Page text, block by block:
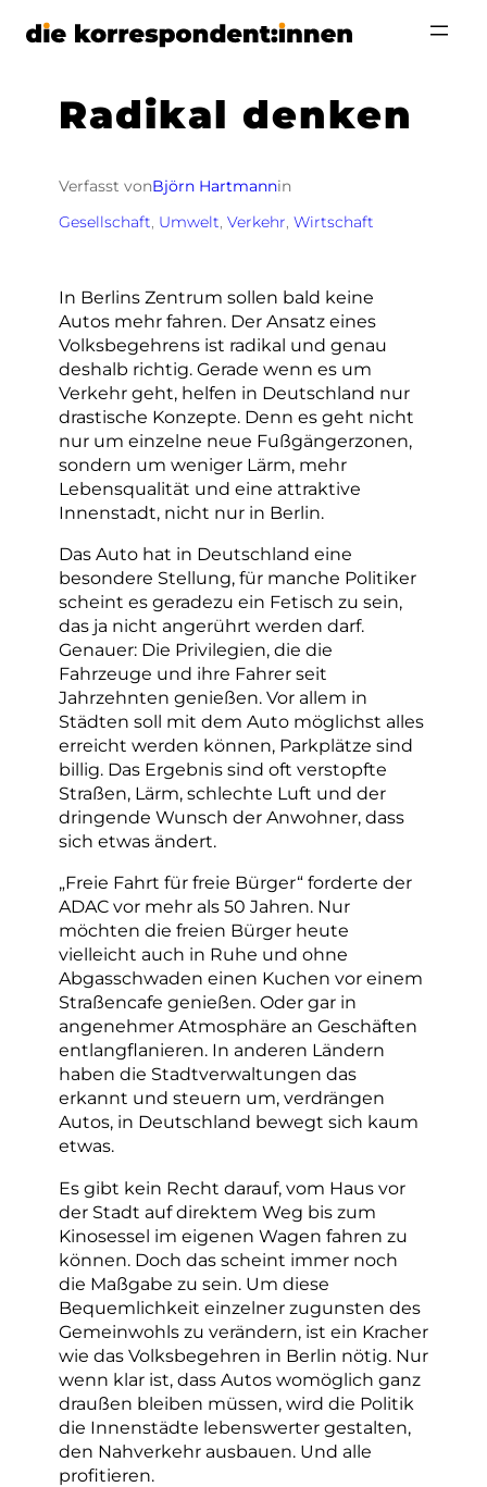
Zum
Radikal denken
Verfasst vonBjörn Hartmannin
Gesellschaft, Umwelt, Verkehr, Wirtschaft
In Berlins Zentrum sollen bald keine
Autos mehr fahren. Der Ansatz eines
Volksbegehrens ist radikal und genau
deshalb richtig. Gerade wenn es um
Verkehr geht, helfen in Deutschland nur
drastische Konzepte. Denn es geht nicht
nur um einzelne neue Fußgängerzonen,
sondern um weniger Lärm, mehr
Lebensqualität und eine attraktive
Innenstadt, nicht nur in Berlin.
Das Auto hat in Deutschland eine
besondere Stellung, für manche Politiker
scheint es geradezu ein Fetisch zu sein,
das ja nicht angerührt werden darf.
Genauer: Die Privilegien, die die
Fahrzeuge und ihre Fahrer seit
Jahrzehnten genießen. Vor allem in
Städten soll mit dem Auto möglichst alles
erreicht werden können, Parkplätze sind
billig. Das Ergebnis sind oft verstopfte
Straßen, Lärm, schlechte Luft und der
dringende Wunsch der Anwohner, dass
sich etwas ändert.
„Freie Fahrt für freie Bürger“ forderte der
ADAC vor mehr als 50 Jahren. Nur
möchten die freien Bürger heute
vielleicht auch in Ruhe und ohne
Abgasschwaden einen Kuchen vor einem
Straßencafe genießen. Oder gar in
angenehmer Atmosphäre an Geschäften
entlangflanieren. In anderen Ländern
haben die Stadtverwaltungen das
erkannt und steuern um, verdrängen
Autos, in Deutschland bewegt sich kaum
etwas.
Es gibt kein Recht darauf, vom Haus vor
der Stadt auf direktem Weg bis zum
Kinosessel im eigenen Wagen fahren zu
können. Doch das scheint immer noch
die Maßgabe zu sein. Um diese
Bequemlichkeit einzelner zugunsten des
Gemeinwohls zu verändern, ist ein Kracher
wie das Volksbegehren in Berlin nötig. Nur
wenn klar ist, dass Autos womöglich ganz
draußen bleiben müssen, wird die Politik
die Innenstädte lebenswerter gestalten,
den Nahverkehr ausbauen. Und alle
profitieren.